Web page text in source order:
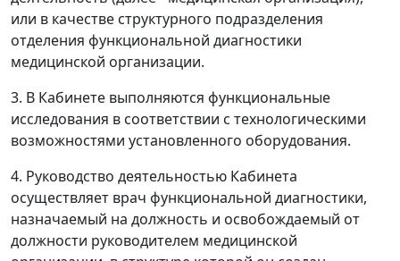
или в качестве структурного подразделения
отделения функциональной диагностики
медицинской организации.
3. В Кабинете выполняются функциональные
исследования в соответствии с технологическими
возможностями установленного оборудования.
4. Руководство деятельностью Кабинета
осуществляет врач функциональной диагностики,
назначаемый на должность и освобождаемый от
должности руководителем медицинской